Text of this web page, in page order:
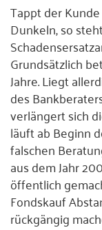
Tappt der
Dunkeln, so
Grundsätzlich
Jahre. Liegt
des
verlängert sich
läuft ab Beginn
falschen
aus dem Jahr
öffentlich
Fondskauf
rückgängig